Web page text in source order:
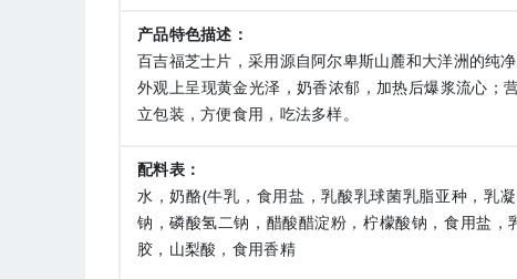
产品特色描述：
百吉福芝士片，采用源自阿尔卑斯山麓和大洋洲的纯
外观上呈现黄金光泽，奶香浓郁，加热后爆浆流心；
立包装，方便食用，吃法多样。
配料表：
水，奶酪(牛乳，食用盐，乳酸乳球菌乳脂亚种，乳
钠，磷酸氢二钠，醋酸醋淀粉，柠檬酸钠，食用盐
胶，山梨酸，食用香精